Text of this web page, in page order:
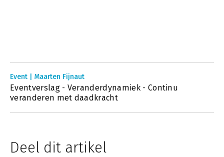
Event | Maarten Fijnaut
Eventverslag - Veranderdynamiek - Continu
veranderen met daadkracht
Deel dit artikel